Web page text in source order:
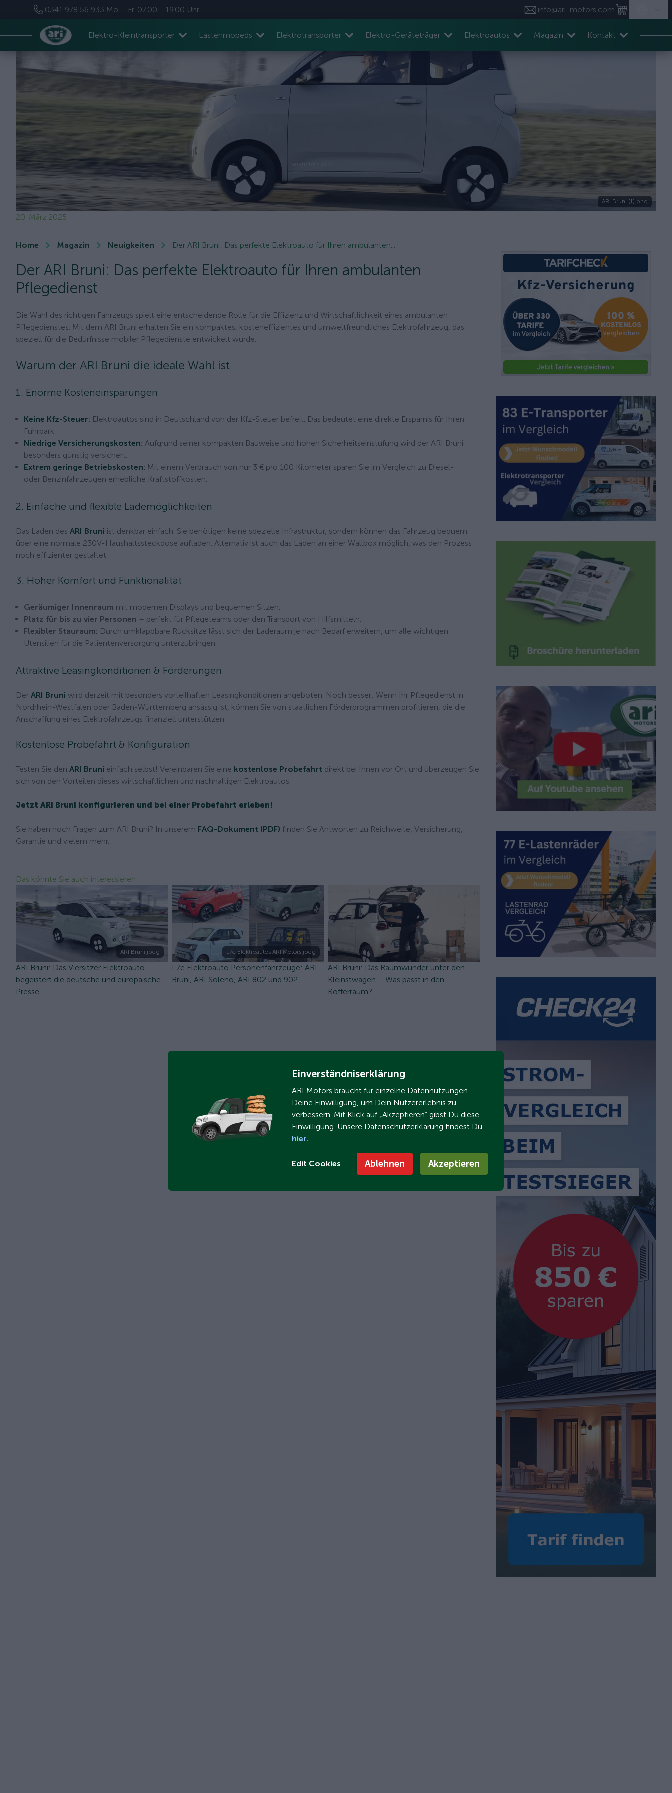
0341 978 56 933 Mo. - Fr. 07.00 - 19.00 Uhr info@ari-motors.com
Elektro-Kleintransporter Lastenmopeds Elektrotransporter Elektro-Geräteträger Elektroautos Magazin Kontakt
ARI Bruni (1).png
20. März 2025
Home Magazin Neuigkeiten Der ARI Bruni: Das perfekte Elektroauto für Ihren ambulanten...
Der ARI Bruni: Das perfekte Elektroauto für Ihren ambulanten
Pflegedienst
Die Wahl des richtigen Fahrzeugs spielt eine entscheidende Rolle für die Effizienz und Wirtschaftlichkeit eines ambulanten
Pflegedienstes. Mit dem ARI Bruni erhalten Sie ein kompaktes, kosteneffizientes und umweltfreundliches Elektrofahrzeug, das
speziell für die Bedürfnisse mobiler Pflegedienste entwickelt wurde.
Warum der ARI Bruni die ideale Wahl ist
1. Enorme Kosteneinsparungen
Keine Kfz-Steuer: Elektroautos sind in Deutschland von der Kfz-Steuer befreit. Das bedeutet eine direkte Ersparnis für Ihren
Fuhrpark.
Niedrige Versicherungskosten: Aufgrund seiner kompakten Bauweise und hohen Sicherheitseinstufung wird der ARI Bruni
besonders günstig versichert.
Extrem geringe Betriebskosten: Mit einem Verbrauch von nur 3 € pro 100 Kilometer sparen Sie im Vergleich zu Diesel-
oder Benzinfahrzeugen erhebliche Kraftstoffkosten.
2. Einfache und flexible Lademöglichkeiten
Das Laden des ARI Bruni ist denkbar einfach. Sie benötigen keine spezielle Infrastruktur, sondern können das Fahrzeug bequem
über eine normale 230V-Haushaltssteckdose aufladen. Alternativ ist auch das Laden an einer Wallbox möglich, was den Prozess
noch effizienter gestaltet.
3. Hoher Komfort und Funktionalität
Geräumiger Innenraum mit modernen Displays und bequemen Sitzen.
Platz für bis zu vier Personen – perfekt für Pflegeteams oder den Transport von Hilfsmitteln.
Flexibler Stauraum: Durch umklappbare Rücksitze lässt sich der Laderaum je nach Bedarf erweitern, um alle wichtigen
Utensilien für die Patientenversorgung unterzubringen.
Attraktive Leasingkonditionen & Förderungen
Der ARI Bruni wird derzeit mit besonders vorteilhaften Leasingkonditionen angeboten. Noch besser: Wenn Ihr Pflegedienst in
Nordrhein-Westfalen oder Baden-Württemberg ansässig ist, können Sie von staatlichen Förderprogrammen profitieren, die die
Anschaffung eines Elektrofahrzeugs finanziell unterstützen.
Kostenlose Probefahrt & Konfiguration
Testen Sie den ARI Bruni einfach selbst! Vereinbaren Sie eine kostenlose Probefahrt direkt bei Ihnen vor Ort und überzeugen Sie
sich von den Vorteilen dieses wirtschaftlichen und nachhaltigen Elektroautos.
Jetzt ARI Bruni konfigurieren und bei einer Probefahrt erleben!
Sie haben noch Fragen zum ARI Bruni? In unserem FAQ-Dokument (PDF) finden Sie Antworten zu Reichweite, Versicherung,
Garantie und vielem mehr.
Das könnte Sie auch interessieren
ARI Bruni.jpeg
ARI Bruni: Das Viersitzer Elektroauto
begeistert die deutsche und europäische
Presse
L7e Elektroautos ARI Motors.jpeg
L7e Elektroauto Personenfahrzeuge: ARI
Bruni, ARI Soleno, ARI 802 und 902
ARI Bruni: Das Raumwunder unter den
Kleinstwagen – Was passt in den
Kofferraum?
Einverständniserklärung
ARI Motors braucht für einzelne Datennutzungen
Deine Einwilligung, um Dein Nutzererlebnis zu
verbessern. Mit Klick auf „Akzeptieren“ gibst Du diese
Einwilligung. Unsere Datenschutzerklärung findest Du
hier.
Edit Cookies Ablehnen Akzeptieren